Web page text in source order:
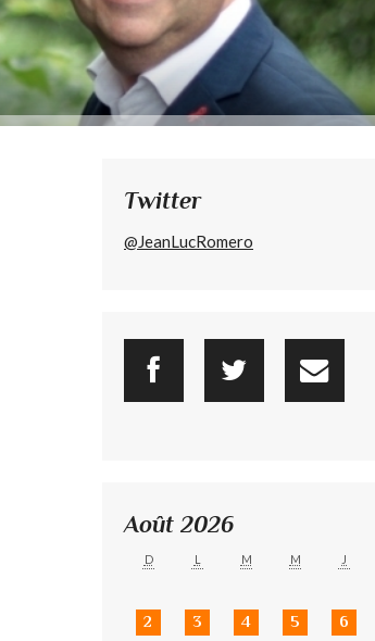
Twitter
@JeanLucRomero
Août 2026
D L M M J
2
3 4 5 6